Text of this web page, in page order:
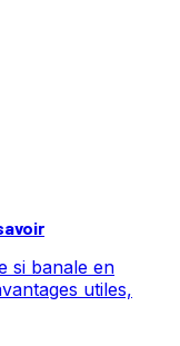
si banale en
utiles,